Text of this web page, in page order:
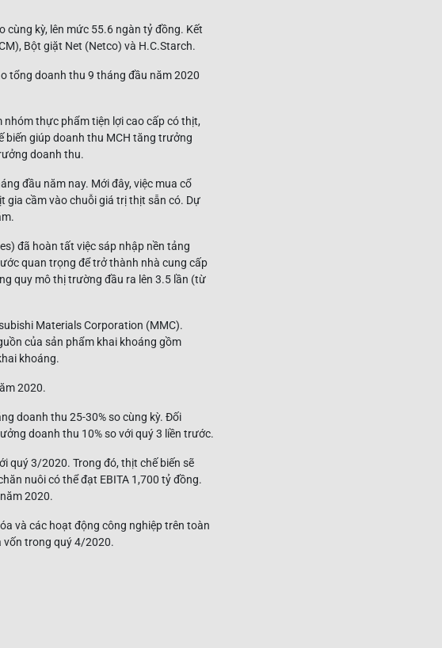
kỳ, lên mức 55.6 ngàn tỷ đồng. Kết
Bột giặt Net (Netco) và H.C.Starch.
tổng doanh thu 9 tháng đầu năm 2020
thực phẩm tiện lợi cao cấp có thịt,
biến giúp doanh thu MCH tăng trưởng
doanh thu.
đầu năm nay. Mới đây, việc mua cổ
gia cầm vào chuỗi giá trị thịt sẵn có. Dự
đã hoàn tất việc sáp nhập nền tảng
quan trọng để trở thành nhà cung cấp
quy mô thị trường đầu ra lên 3.5 lần (từ
Materials Corporation (MMC).
của sản phẩm khai khoáng gồm
khoáng.
2020.
doanh thu 25-30% so cùng kỳ. Đối
doanh thu 10% so với quý 3 liền trước.
quý 3/2020. Trong đó, thịt chế biến sẽ
nuôi có thể đạt EBITA 1,700 tỷ đồng.
2020.
và các hoạt động công nghiệp trên toàn
vốn trong quý 4/2020.